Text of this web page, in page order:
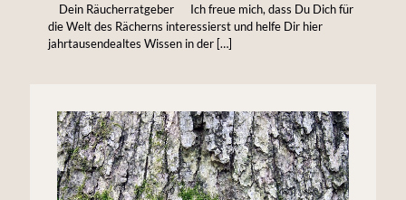
Dein Räucherratgeber Ich freue mich, dass Du Dich für
die Welt des Rächerns interessierst und helfe Dir hier
jahrtausendealtes Wissen in der […]